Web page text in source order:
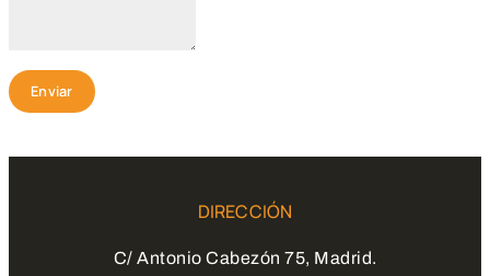
Enviar
DIRECCIÓN
C/ Antonio Cabezón 75, Madrid.